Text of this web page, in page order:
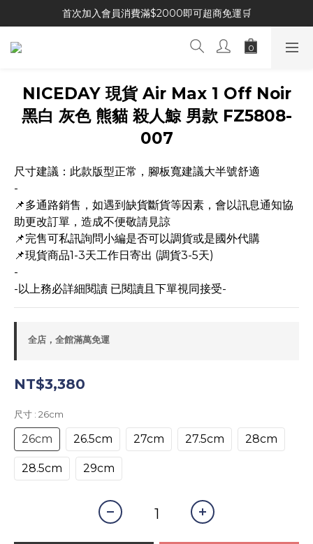
首次加入會員消費滿$2000即可超商免運🛒
NICEDAY 現貨 Air Max 1 Off Noir
黑白 灰色 熊貓 殺人鯨 男款 FZ5808-
007
尺寸建議：此款版型正常，腳板寬建議大半號舒適
-
📌多通路銷售，如遇到缺貨斷貨等因素，會以訊息通知協
助更改訂單，造成不便敬請見諒
📌完售可私訊詢問小編是否可以調貨或是國外代購
📌現貨商品1-3天工作日寄出 (調貨3-5天)
-
-以上務必詳細閱讀 已閱讀且下單視同接受-
全店，全館滿萬免運
NT$3,380
尺寸 : 26cm
26cm 26.5cm 27cm 27.5cm 28cm
28.5cm 29cm